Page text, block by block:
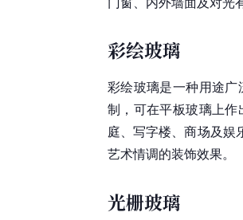
彩绘玻璃
彩绘玻璃是一种用途
制，可在平板玻璃上
庭、写字楼、商场及娱
艺术情调的装饰效果。
光栅玻璃